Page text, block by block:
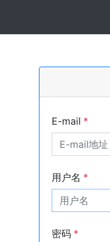
E-mail *
用户名 *
密码 *